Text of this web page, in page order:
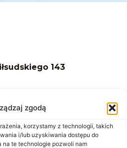
zgodą
korzystamy z technologii, takich
i/lub uzyskiwania dostępu do
na te technologie pozwoli nam
143